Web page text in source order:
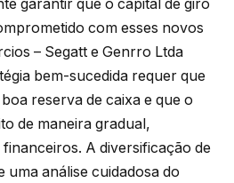
garantir que o capital de giro
com esses novos
– Segatt e Genrro Ltda
bem-sucedida requer que
reserva de caixa e que o
de maneira gradual,
A diversificação de
uma análise cuidadosa do